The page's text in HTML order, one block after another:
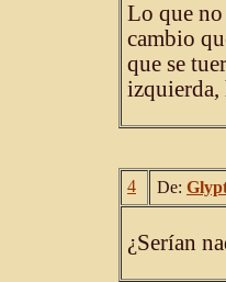
Lo que no
cambio
que se
izquierda,
4 De:
¿Serían